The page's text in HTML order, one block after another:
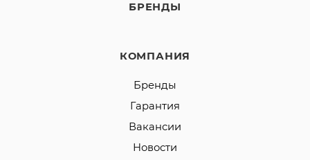
БРЕНДЫ
КОМПАНИЯ
Бренды
Гарантия
Вакансии
Новости